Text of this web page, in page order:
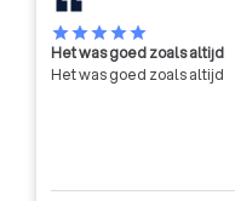
starstarstarstarstar
Het was goed zoals altijd
Het was goed zoals altijd